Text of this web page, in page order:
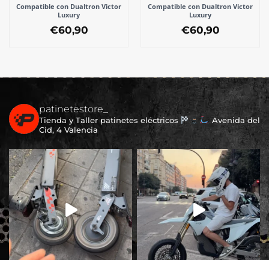
Compatible con Dualtron Victor
Luxury
€60,90
Compatible con Dualtron Victor
Luxury
€60,90
patinetestore_
Tienda y Taller patinetes eléctricos
Avenida del
Cid, 4 Valencia